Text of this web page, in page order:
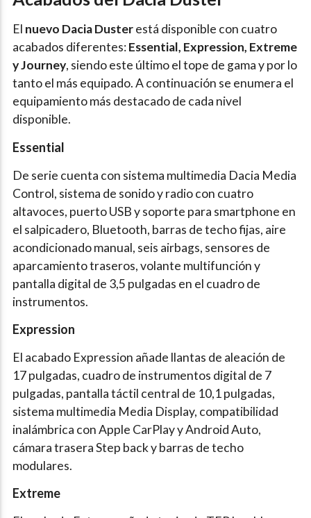
El nuevo Dacia Dusterestá disponible con cuatro
acabados diferentes:Essential, Expression, Extreme
y Journey, siendo este último el tope de gama y por lo
tanto el más equipado. A continuación se enumera el
equipamiento más destacado de cada nivel
disponible.
Essential
De serie cuenta con sistema multimedia Dacia Media
Control, sistema de sonido y radio con cuatro
altavoces, puerto USB y soporte para smartphone en
el salpicadero, Bluetooth, barras de techo fijas, aire
acondicionado manual, seis airbags, sensores de
aparcamiento traseros, volante multifunción y
pantalla digital de 3,5 pulgadas en el cuadro de
instrumentos.
Expression
El acabado Expression añade llantas de aleación de
17 pulgadas, cuadro de instrumentos digital de 7
pulgadas, pantalla táctil central de 10,1 pulgadas,
sistema multimedia Media Display, compatibilidad
inalámbrica con Apple CarPlay y Android Auto,
cámara trasera Step back y barras de techo
modulares.
Extreme